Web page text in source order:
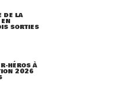
DE LA
SORTIES
HÉROS À
2026